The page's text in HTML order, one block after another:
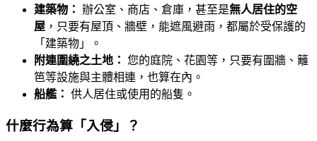
建築物： 辦公室、商店、倉庫，甚至是無人居住的空
屋 ，只要有屋頂、牆壁，能遮風避雨，都屬於受保護的
「建築物」。
附連圍繞之土地： 您的庭院、花園等，只要有圍牆、籬
笆等設施與主體相連，也算在內。
船艦： 供人居住或使用的船隻。
什麼行為算「入侵」？